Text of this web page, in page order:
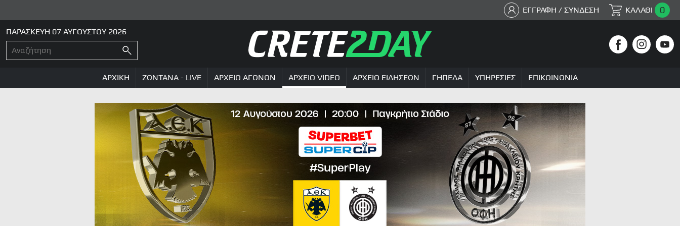
ΕΓΓΡΑΦΗ / ΣΥΝΔΕΣΗ ΚΑΛΑΘΙ 0
ΠΑΡΑΣΚΕΥΗ 07 ΑΥΓΟΥΣΤΟΥ 2026
ΑΡΧΙΚΗ ΖΩΝΤΑΝΑ - LIVE ΑΡΧΕΙΟ ΑΓΩΝΩΝ ΑΡΧΕΙΟ VIDEO ΑΡΧΕΙΟ ΕΙΔΗΣΕΩΝ ΓΗΠΕΔΑ ΥΠΗΡΕΣΙΕΣ ΕΠΙΚΟΙΝΩΝΙΑ